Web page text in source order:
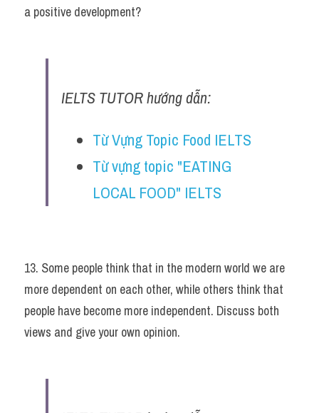
a positive development?
IELTS TUTOR hướng dẫn:
Từ Vựng Topic Food IELTS
Từ vựng topic "EATING
LOCAL FOOD" IELTS
13. Some people think that in the modern world we are
more dependent on each other, while others think that
people have become more independent. Discuss both
views and give your own opinion.